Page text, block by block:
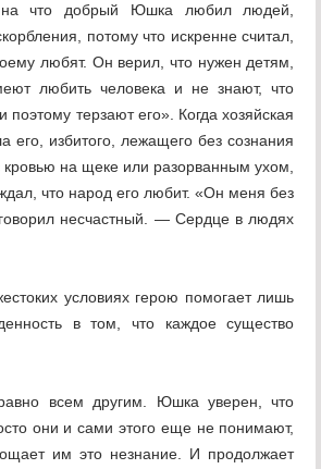
что добрый Юшка любил людей,
потому что искренне считал,
любят. Он верил, что нужен детям,
любить человека и не знают, что
терзают его». Когда хозяйская
его, избитого, лежащего без сознания
кровью на щеке или разорванным ухом,
что народ его любит. «Он меня без
несчастный. — Сердце в людях
условиях герою помогает лишь
в том, что каждое существо
всем другим. Юшка уверен, что
они и сами этого еще не понимают,
им это незнание. И продолжает